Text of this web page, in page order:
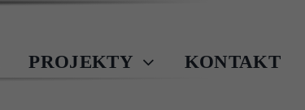
PROJEKTY KONTAKT